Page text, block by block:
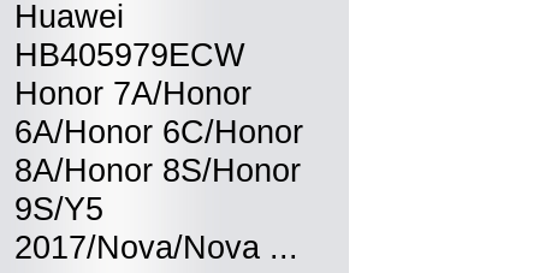
Huawei
HB405979ECW
Honor 7A/Honor
6A/Honor 6C/Honor
8A/Honor 8S/Honor
9S/Y5
2017/Nova/Nova ...